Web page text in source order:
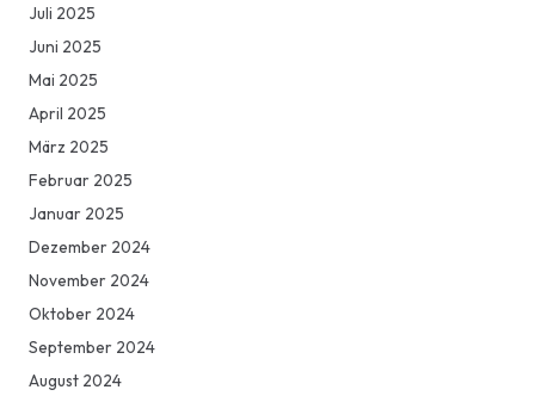
Juli 2025
Juni 2025
Mai 2025
April 2025
März 2025
Februar 2025
Januar 2025
Dezember 2024
November 2024
Oktober 2024
September 2024
August 2024